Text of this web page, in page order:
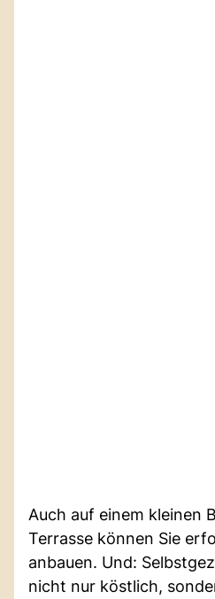
Auch auf einem kleinen
Terrasse können Sie
anbauen. Und:
nicht nur köstlich,